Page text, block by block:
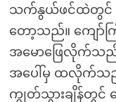
သက်နွယ်ဖင်ထဲတွင်
တော့သည်။ ကျော်
အမောဖြေလိုက်သည်
အပေါ်မှ ထလိုက်သ
ကျွတ်သွားချိန်တွ